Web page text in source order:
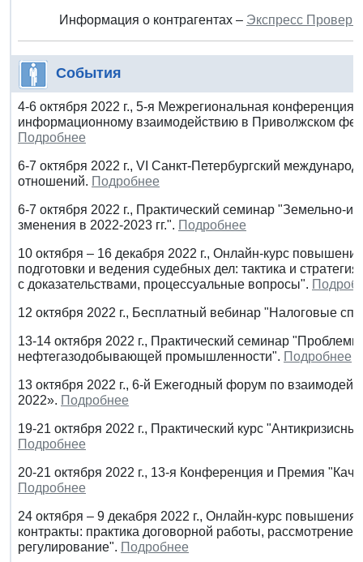
Информация о контрагентах – Экспресс
События
4-6 октября 2022 г., 5-я Межрегиональная
информационному взаимодействию в Приволжском
Подробнее
6-7 октября 2022 г., VI Санкт-Петербургский
отношений. Подробнее
6-7 октября 2022 г., Практический семинар "Земельно-
зменения в 2022-2023 гг.". Подробнее
10 октября – 16 декабря 2022 г., Онлайн-курс
подготовки и ведения судебных дел: тактика и
с доказательствами, процессуальные вопросы".
12 октября 2022 г., Бесплатный вебинар "Налоговые
13-14 октября 2022 г., Практический семинар
нефтегазодобывающей промышленности". Подробнее
13 октября 2022 г., 6-й Ежегодный форум по
2022». Подробнее
19-21 октября 2022 г., Практический курс
Подробнее
20-21 октября 2022 г., 13-я Конференция и Премия
Подробнее
24 октября – 9 декабря 2022 г., Онлайн-курс
контракты: практика договорной работы,
регулирование". Подробнее